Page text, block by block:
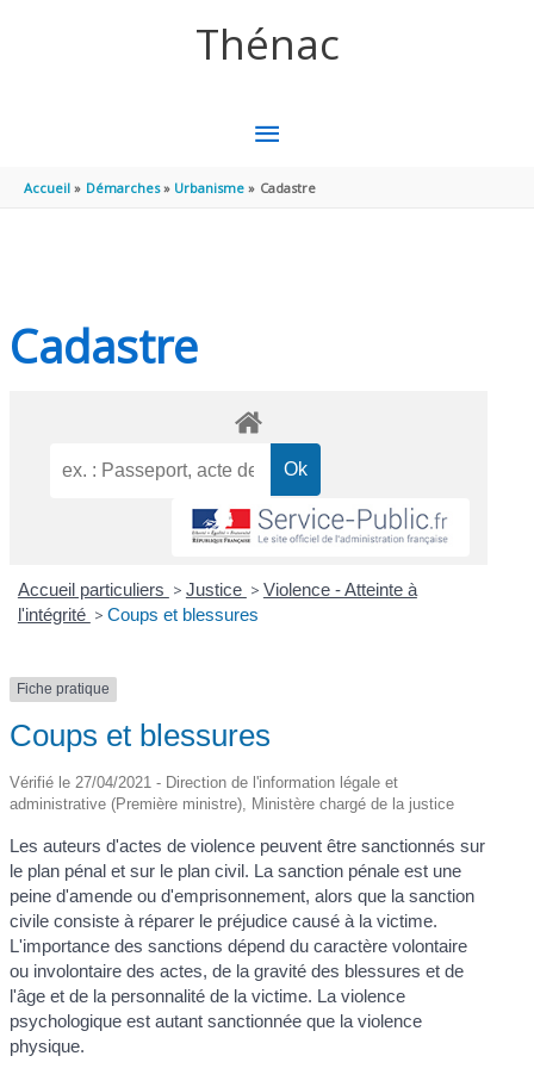
Thénac
MENU
PRINCIPAL
Accueil Démarches Urbanisme Cadastre
Cadastre
Accueil particuliers > Justice > Violence - Atteinte à
l'intégrité > Coups et blessures
Fiche pratique
Coups et blessures
Vérifié le 27/04/2021 - Direction de l'information légale et
administrative (Première ministre), Ministère chargé de la justice
Les auteurs d'actes de violence peuvent être sanctionnés sur
le plan pénal et sur le plan civil. La sanction pénale est une
peine d'amende ou d'emprisonnement, alors que la sanction
civile consiste à réparer le préjudice causé à la victime.
L'importance des sanctions dépend du caractère volontaire
ou involontaire des actes, de la gravité des blessures et de
l'âge et de la personnalité de la victime. La violence
psychologique est autant sanctionnée que la violence
physique.